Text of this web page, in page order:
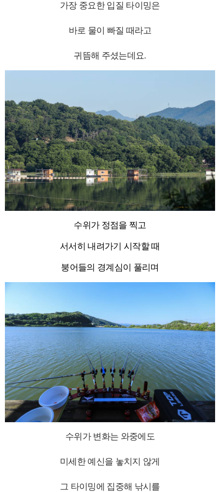
가장 중요한 입질 타이밍은
바로 물이 빠질 때라고
귀뜸해 주셨는데요.
수위가 정점을 찍고
서서히 내려가기 시작할 때
붕어들의 경계심이 풀리며
수위가 변화는 와중에도
미세한 예신을 놓치지 않게
그 타이밍에 집중해 낚시를